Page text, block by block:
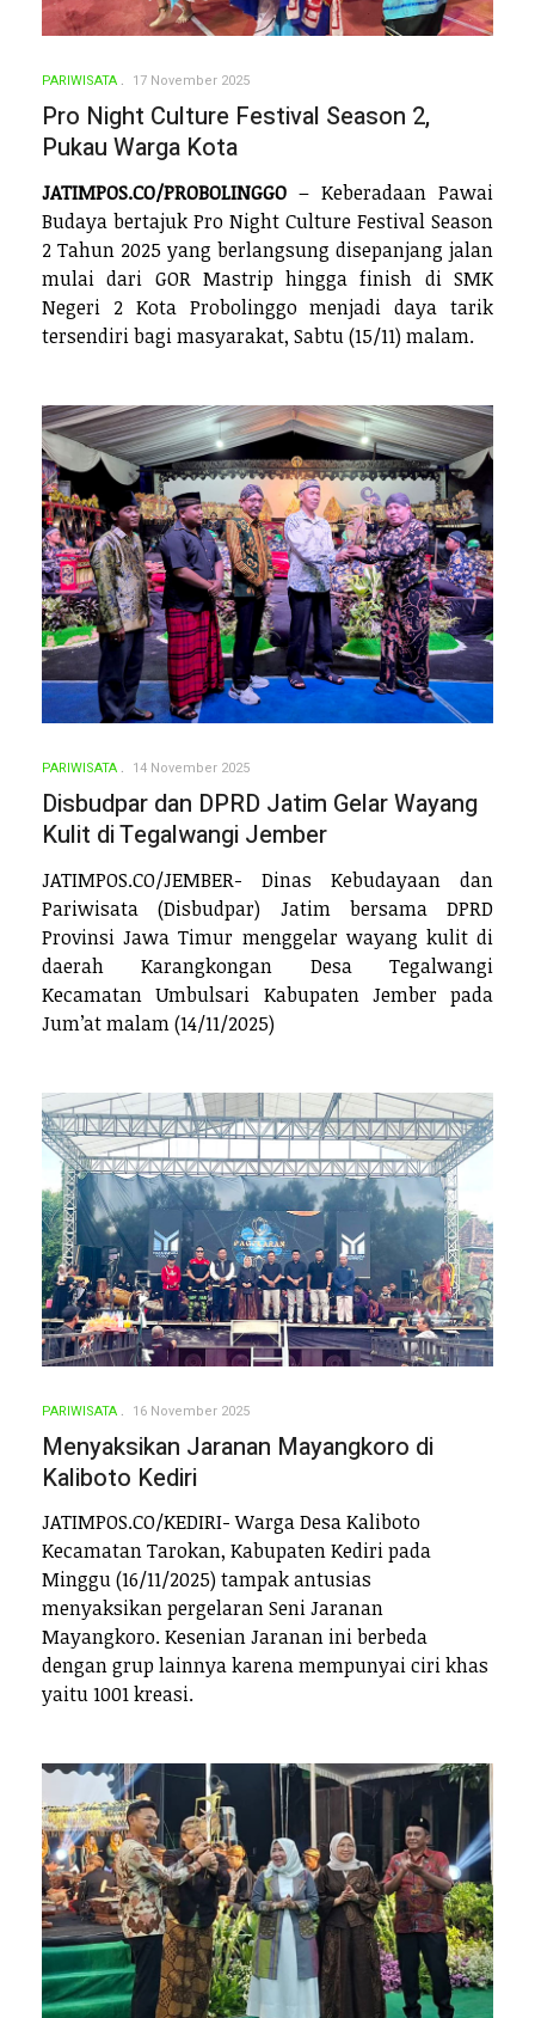
PARIWISATA 17 November 2025
Pro Night Culture Festival Season 2,
Pukau Warga Kota
JATIMPOS.CO/PROBOLINGGO – Keberadaan Pawai
Budaya bertajuk Pro Night Culture Festival Season
2 Tahun 2025 yang berlangsung disepanjang jalan
mulai dari GOR Mastrip hingga finish di SMK
Negeri 2 Kota Probolinggo menjadi daya tarik
tersendiri bagi masyarakat, Sabtu (15/11) malam.
PARIWISATA 14 November 2025
Disbudpar dan DPRD Jatim Gelar Wayang
Kulit di Tegalwangi Jember
JATIMPOS.CO/JEMBER- Dinas Kebudayaan dan
Pariwisata (Disbudpar) Jatim bersama DPRD
Provinsi Jawa Timur menggelar wayang kulit di
daerah Karangkongan Desa Tegalwangi
Kecamatan Umbulsari Kabupaten Jember pada
Jum’at malam (14/11/2025)
PARIWISATA 16 November 2025
Menyaksikan Jaranan Mayangkoro di
Kaliboto Kediri
JATIMPOS.CO/KEDIRI- Warga Desa Kaliboto
Kecamatan Tarokan, Kabupaten Kediri pada
Minggu (16/11/2025) tampak antusias
menyaksikan pergelaran Seni Jaranan
Mayangkoro. Kesenian Jaranan ini berbeda
dengan grup lainnya karena mempunyai ciri khas
yaitu 1001 kreasi.